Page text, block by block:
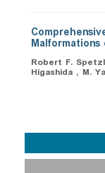
Robert F.
Higashida , M.